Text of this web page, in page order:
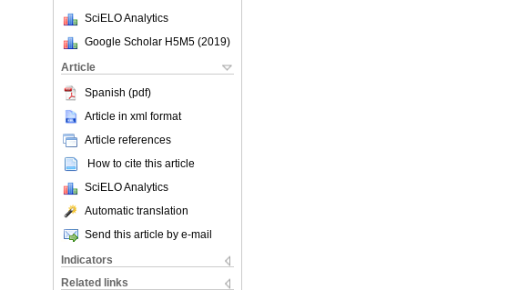
SciELO Analytics
Google Scholar H5M5 (2019)
Article
Spanish (pdf)
Article in xml format
Article references
How to cite this article
SciELO Analytics
Automatic translation
Send this article by e-mail
Indicators
Related links